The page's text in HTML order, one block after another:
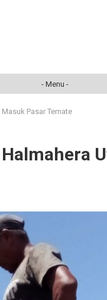
- Menu -
Pasar Ternate